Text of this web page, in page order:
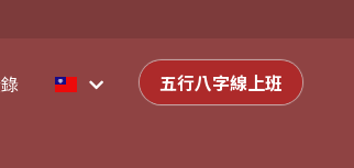
五行八字線上班
五行八字線上班